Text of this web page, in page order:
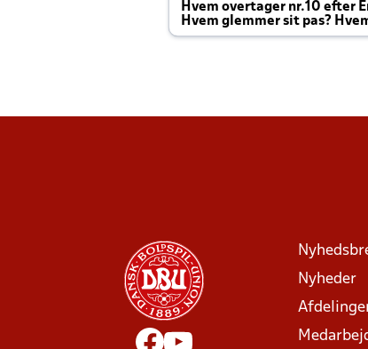
Hvem overtager nr.10 efter
Hvem glemmer sit pas?
Joachim altid til efter
Nyheder